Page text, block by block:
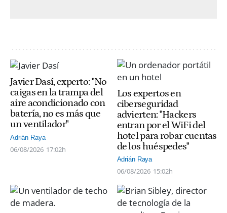
Javier Dasí, experto: "No
caigas en la trampa del
aire acondicionado con
batería, no es más que
un ventilador"
Adrián Raya
06/08/2026 17:02h
Los expertos en
ciberseguridad
advierten: "Hackers
entran por el WiFi del
hotel para robar cuentas
de los huéspedes"
Adrián Raya
06/08/2026 15:02h